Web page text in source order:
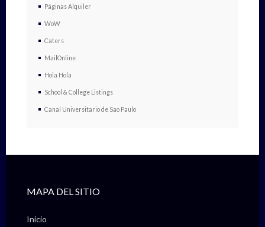
Páginas Alquiler
WoW
Caters
MailOnline
Hola Hola
School & College Listings
Canal Universitario de Sao Paulo
MAPA DEL SITIO
Inicio